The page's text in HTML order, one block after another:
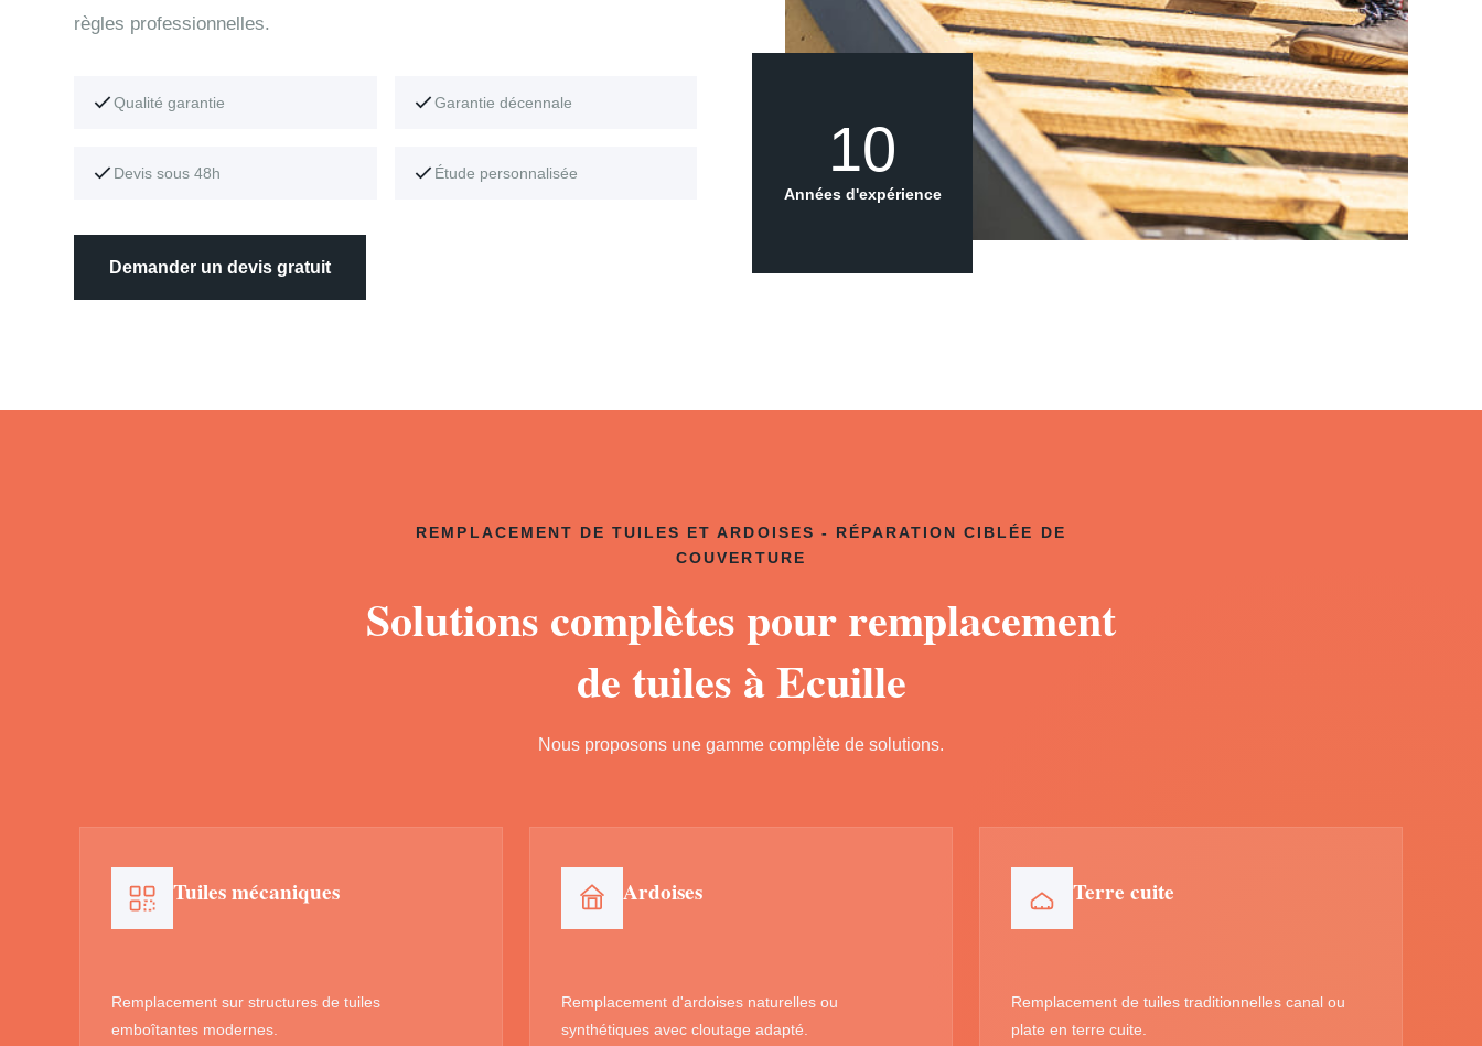
règles professionnelles.
Qualité garantie Garantie décennale
Devis sous 48h Étude personnalisée
Demander un devis gratuit
10
Années d'expérience
REMPLACEMENT DE TUILES ET ARDOISES - RÉPARATION CIBLÉE DE
COUVERTURE
Solutions complètes pour remplacement
de tuiles à Ecuille
Nous proposons une gamme complète de solutions.
Tuiles mécaniques
Remplacement sur structures de tuiles
emboîtantes modernes.
Ardoises
Remplacement d'ardoises naturelles ou
synthétiques avec cloutage adapté.
Terre cuite
Remplacement de tuiles traditionnelles canal ou
plate en terre cuite.